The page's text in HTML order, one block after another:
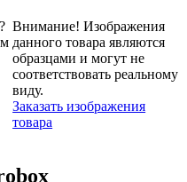
Внимание! Изображения
данного товара являются
образцами и могут не
соответствовать реальному
виду.
Заказать изображения
товара